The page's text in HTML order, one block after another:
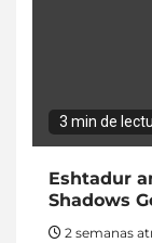
3 min de
Eshtadur
Shadows
2 semanas